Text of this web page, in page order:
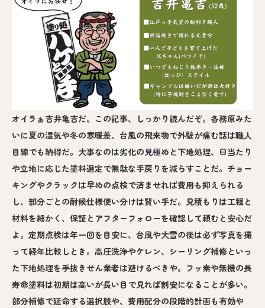
オイラぁ吉井亀吉だ。この記事、しっかり読んだぞ。各務原みた
いに夏の湿気や冬の寒暖差、台風の飛来物で外壁が痛む話は職人
目線でも納得だ。大事なのは劣化の見極めと下地処理、日当たり
や立地に応じた塗料選定で無駄な手戻りを減らすことだ。チョー
キングやクラックは早めの点検で済ませれば費用も抑えられる
し、部分ごとの耐候仕様使い分けは賢い手だ。見積もりは工程と
材料を細かく、保証とアフターフォローを確認して頼むと安心だ
よ。定期点検は年一回を目安に、台風や大雪の後は必ず写真を撮
って経年比較しとき。高圧洗浄やケレン、シーリング補修といっ
た下地処理を手抜きせん業者は避けるべきや。フッ素や無機の長
寿命塗料は初期は高いが長い目で見れば割安になることが多い。
部分補修で延命する選択肢や、費用配分の段階的計画も有効や